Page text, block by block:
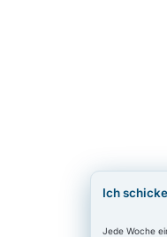
Ich
Jede Woche